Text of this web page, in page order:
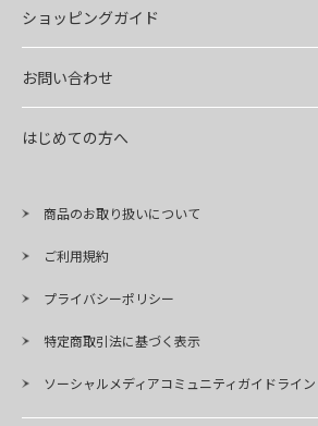
ショッピングガイド
お問い合わせ
はじめての方へ
商品のお取り扱いについて
ご利用規約
プライバシーポリシー
特定商取引法に基づく表示
ソーシャルメディアコミュニティガイドライン